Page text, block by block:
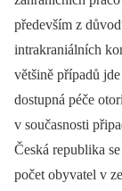
především z
intrakraniálních
většině případů
dostupná péče
v současnosti
Česká republika
počet obyvatel v